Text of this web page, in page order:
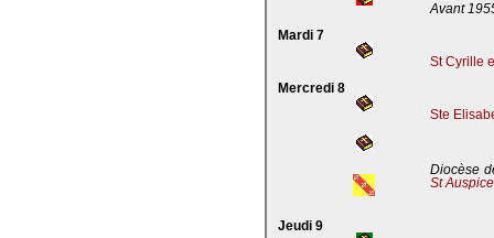
Avant
Mardi 7
St Cyrille
Mercredi 8
Ste
Diocèse
St
Jeudi 9